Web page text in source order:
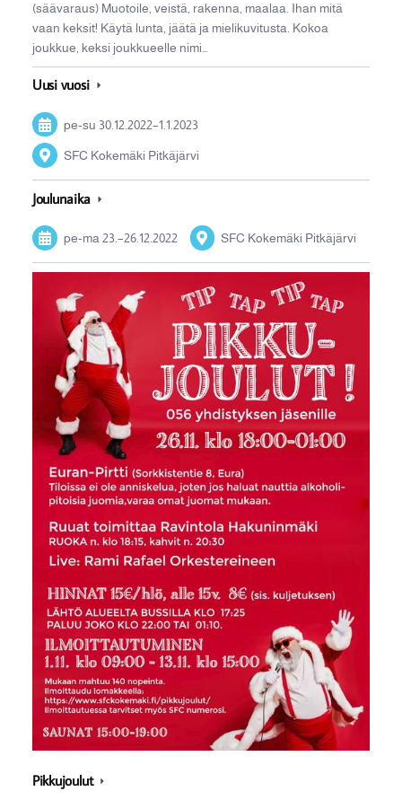
(säävaraus) Muotoile, veistä, rakenna, maalaa. Ihan mitä
vaan keksit! Käytä lunta, jäätä ja mielikuvitusta. Kokoa
joukkue, keksi joukkueelle nimi…
Uusi vuosi
pe-su 30.12.2022–1.1.2023
SFC Kokemäki Pitkäjärvi
Joulunaika
pe-ma 23. –26.12.2022 SFC Kokemäki Pitkäjärvi
Pikkujoulut